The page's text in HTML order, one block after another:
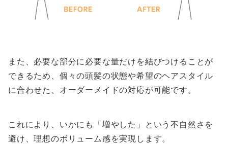
また、必要な部分に必要な量だけを結びつけることが
できるため、個々の頭髪の状態や希望のヘアスタイル
に合わせた、オーダーメイドの対応が可能です。
これにより、いかにも「増やした」という不自然さを
避け、理想のボリューム感を実現します。